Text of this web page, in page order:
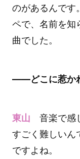
のがあるんです
ペで、名前を知
曲でした。
――どこに惹か
東山 音楽で感
すごく難しいん
ですよね。